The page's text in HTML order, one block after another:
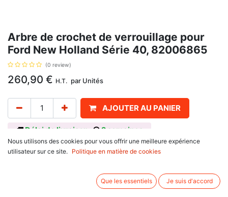
Arbre de crochet de verrouillage pour
Ford New Holland Série 40, 82006865
(0 review)
260,90 € H.T. par Unités
AJOUTER AU PANIER
Délai de livraison : 2 semaines
Clé de 36,5 mm, avec pour référence d'origine : 82006865, 41792.
35 Series: 4635, 4835, 5635, 6635
Nous utilisons des cookies pour vous offrir une meilleure expérience
utilisateur sur ce site.
Politique en matière de cookies
Que les essentiels Je suis d'accord